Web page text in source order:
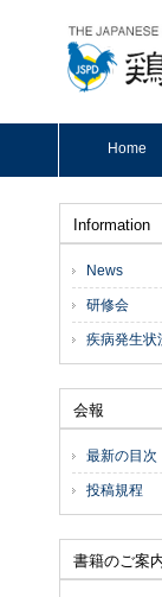
Home
Information
News
研修会
疾病発生状
会報
最新の目次
投稿規程
書籍のご案